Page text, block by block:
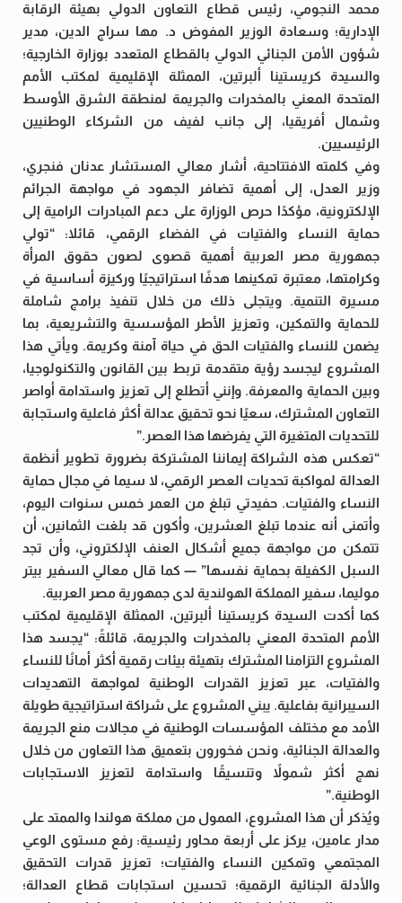
محمد النجومي، رئيس قطاع التعاون الدولي بهيئة الرقابة
الإدارية؛ وسعادة الوزير المفوض د. مها سراج الدين، مدير
شؤون الأمن الجنائي الدولي بالقطاع المتعدد بوزارة الخارجية؛
والسيدة كريستينا ألبرتين، الممثلة الإقليمية لمكتب الأمم
المتحدة المعني بالمخدرات والجريمة لمنطقة الشرق الأوسط
وشمال أفريقيا، إلى جانب لفيف من الشركاء الوطنيين
الرئيسيين.
وفي كلمته الافتتاحية، أشار معالي المستشار عدنان فنجري،
وزير العدل، إلى أهمية تضافر الجهود في مواجهة الجرائم
الإلكترونية، مؤكدًا حرص الوزارة على دعم المبادرات الرامية إلى
حماية النساء والفتيات في الفضاء الرقمي، قائلا: “تولي
جمهورية مصر العربية أهمية قصوى لصون حقوق المرأة
وكرامتها، معتبرة تمكينها هدفًا استراتيجيًا وركيزة أساسية في
مسيرة التنمية. ويتجلى ذلك من خلال تنفيذ برامج شاملة
للحماية والتمكين، وتعزيز الأطر المؤسسية والتشريعية، بما
يضمن للنساء والفتيات الحق في حياة آمنة وكريمة. ويأتي هذا
المشروع ليجسد رؤية متقدمة تربط بين القانون والتكنولوجيا،
وبين الحماية والمعرفة. وإنني أتطلع إلى تعزيز واستدامة أواصر
التعاون المشترك، سعيًا نحو تحقيق عدالة أكثر فاعلية واستجابة
للتحديات المتغيرة التي يفرضها هذا العصر.”
“تعكس هذه الشراكة إيماننا المشتركة بضرورة تطوير أنظمة
العدالة لمواكبة تحديات العصر الرقمي، لا سيما في مجال حماية
النساء والفتيات. حفيدتي تبلغ من العمر خمس سنوات اليوم،
وأتمنى أنه عندما تبلغ العشرين، وأكون قد بلغت الثمانين، أن
تتمكن من مواجهة جميع أشكال العنف الإلكتروني، وأن تجد
السبل الكفيلة بحماية نفسها” — كما قال معالي السفير بيتر
موليما، سفير المملكة الهولندية لدى جمهورية مصر العربية.
كما أكدت السيدة كريستينا ألبرتين، الممثلة الإقليمية لمكتب
الأمم المتحدة المعني بالمخدرات والجريمة، قائلةً: “يجسد هذا
المشروع التزامنا المشترك بتهيئة بيئات رقمية أكثر أمانًا للنساء
والفتيات، عبر تعزيز القدرات الوطنية لمواجهة التهديدات
السيبرانية بفاعلية. يبني المشروع على شراكة استراتيجية طويلة
الأمد مع مختلف المؤسسات الوطنية في مجالات منع الجريمة
والعدالة الجنائية، ونحن فخورون بتعميق هذا التعاون من خلال
نهج أكثر شمولاً وتنسيقًا واستدامة لتعزيز الاستجابات
الوطنية.”
ويُذكر أن هذا المشروع، الممول من مملكة هولندا والممتد على
مدار عامين، يركز على أربعة محاور رئيسية: رفع مستوى الوعي
المجتمعي وتمكين النساء والفتيات؛ تعزيز قدرات التحقيق
والأدلة الجنائية الرقمية؛ تحسين استجابات قطاع العدالة؛